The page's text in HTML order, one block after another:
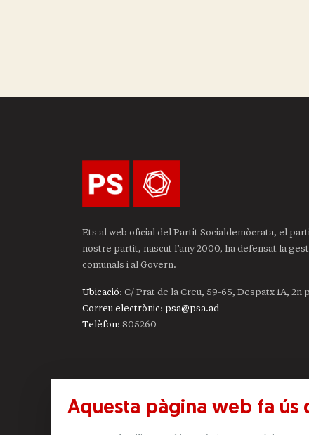
Ets al web oficial del Partit Socialdemòcrata, el
nostre partit, nascut l’any 2000, ha defensat la
comunals i al Govern.
Ubicació: C/ Prat de la Creu, 59-65, Despatx 1A,
Correu electrònic: psa@psa.ad
Telèfon: 805260
Aquesta pàgina web fa ús